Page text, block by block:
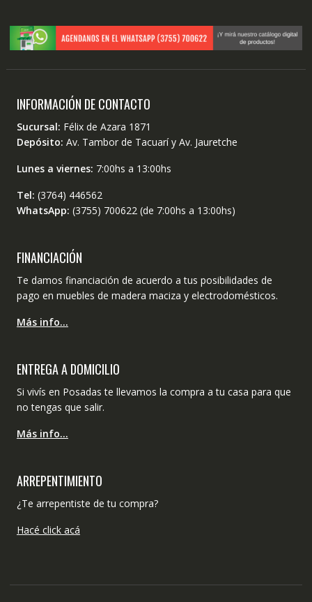
INFORMACIÓN DE CONTACTO
Sucursal: Félix de Azara 1871
Depósito: Av. Tambor de Tacuarí y Av. Jauretche
Lunes a viernes: 7:00hs a 13:00hs
Tel: (3764) 446562
WhatsApp: (3755) 700622 (de 7:00hs a 13:00hs)
FINANCIACIÓN
Te damos financiación de acuerdo a tus posibilidades de
pago en muebles de madera maciza y electrodomésticos.
Más info…
ENTREGA A DOMICILIO
Si vivís en Posadas te llevamos la compra a tu casa para que
no tengas que salir.
Más info…
ARREPENTIMIENTO
¿Te arrepentiste de tu compra?
Hacé click acá